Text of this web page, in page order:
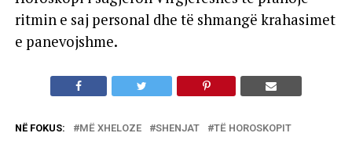
ritmin e saj personal dhe të shmangë krahasimet
e panevojshme.
NË FOKUS: MË XHELOZE SHENJAT TË HOROSKOPIT